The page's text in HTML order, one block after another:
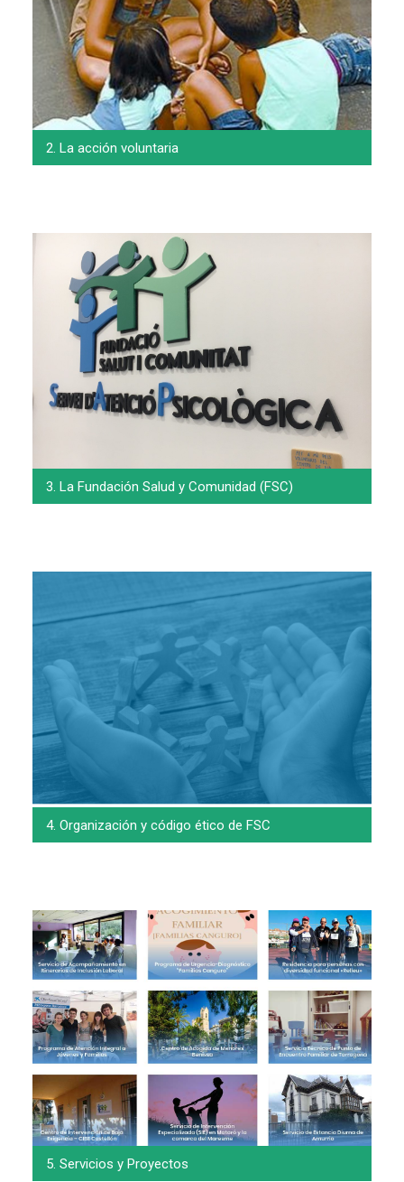
2. La acción voluntaria
3. La Fundación Salud y Comunidad (FSC)
4. Organización y código ético de FSC
5. Servicios y Proyectos